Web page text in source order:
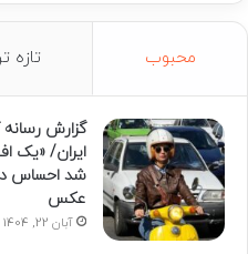
محبوب تازه
گزارش رسانه
ایران/ «یک
شد احساس
عکس
آبان 22, 1404